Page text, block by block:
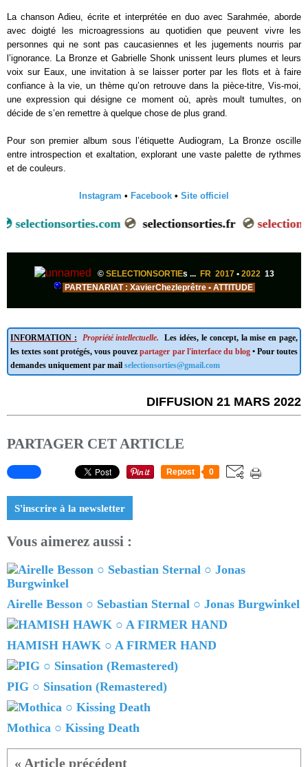
La chanson Adieu, écrite et interprétée en duo avec Sarahmée, aborde
avec doigté les microagressions au quotidien que peuvent vivre les
personnes qui ne sont pas caucasiennes et les jugements nourris par
l’ignorance. La Bronze et Gabrielle Shonk unissent leurs plumes et leurs
voix sur Eaux, une invitation à se laisser porter par les flots et à faire
confiance à la vie, un thème qu’on retrouve dans la pièce-titre, Vis-moi,
une expression qui désigne ce moment où, après moult tumultes, on
décide de s’en remettre à quelque chose de plus grand.
Pour son premier album sous l’étiquette Audiogram, La Bronze oscille
entre introspection et exaltation, explorant une vaste palette de rythmes
et de couleurs.
Instagram • Facebook • Site officiel
selectionsorties.com💿 selectionsorties.fr 💿
© SELECTIONSORTIEs ... FR 2017 •2022 13
PARTENARIAT : XavierChezleprêtre • ATTITUDE
INFORMATION : Propriété intellectuelle.
Les idées, le concept, la mise en page,
les textes sont protégés, vous pouvezpartager par l'interface du blog• Pour toutes
demandes uniquement par mail selectionsorties@gmail.com
DIFFUSION 21 MARS 2022
PARTAGER CET ARTICLE
Repost 0
S'inscrire à la newsletter
Vous aimerez aussi :
Airelle Besson ○ Sebastian Sternal ○ Jonas Burgwinkel
HAMISH HAWK ○ A FIRMER HAND
PIG ○ Sinsation (Remastered)
Mothica ○ Kissing Death